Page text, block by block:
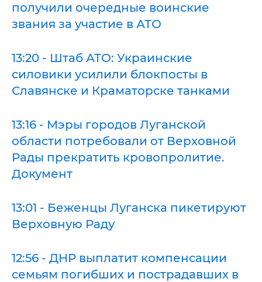
получили очередные воинские
звания за участие в АТО
13:20 - Штаб АТО: Украинские
силовики усилили блокпосты в
Славянске и Краматорске танками
13:16 - Мэры городов Луганской
области потребовали от Верховной
Рады прекратить кровопролитие.
Документ
13:01 - Беженцы Луганска пикетируют
Верховную Раду
12:56 - ДНР выплатит компенсации
семьям погибших и пострадавших в